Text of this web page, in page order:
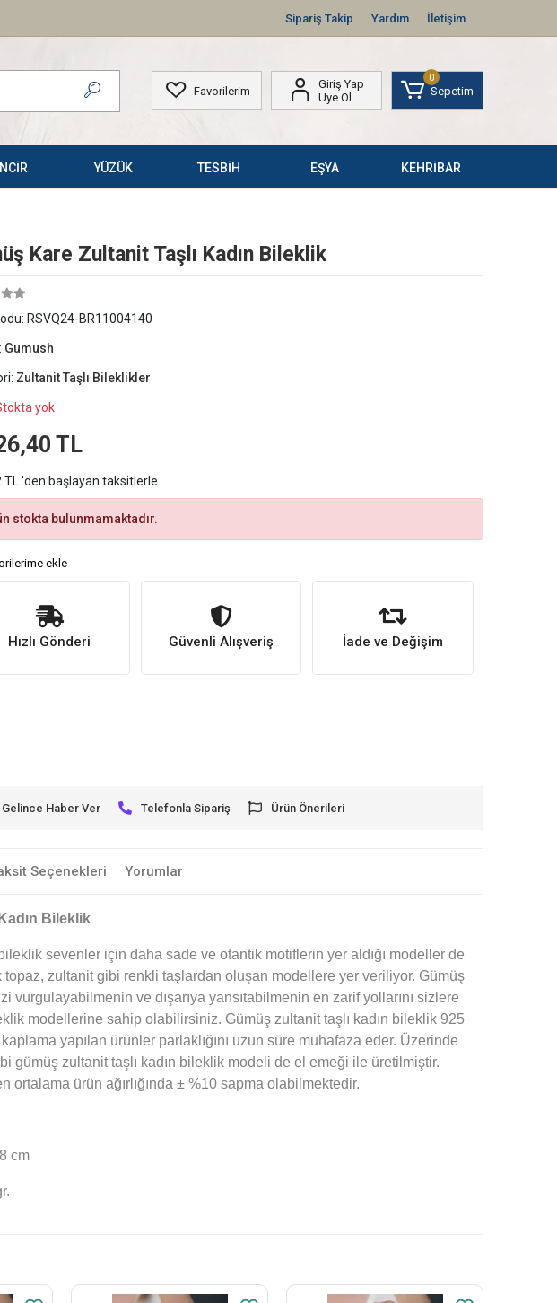
Sipariş Takip Yardım İletişim
Favorilerim
Giriş Yap
Üye Ol
0
Sepetim
YÜZÜK TESBİH EŞYA KEHRİBAR
Kare Zultanit Taşlı Kadın Bileklik
RSVQ24-BR11004140
Gumush
Zultanit Taşlı Bileklikler
yok
TL
TL 'den başlayan taksitlerle
stokta bulunmamaktadır.
ekle
Hızlı Gönderi Güvenli Alışveriş İade ve Değişim
Gelince Haber Ver Telefonla Sipariş Ürün Önerileri
Seçenekleri Yorumlar
Bileklik
sevenler için daha sade ve otantik motiflerin yer aldığı modeller de
zultanit gibi renkli taşlardan oluşan modellere yer veriliyor. Gümüş
ve dışarıya yansıtabilmenin en zarif yollarını sizlere
modellerine sahip olabilirsiniz. Gümüş zultanit taşlı kadın bileklik 925
yapılan ürünler parlaklığını uzun süre muhafaza eder. Üzerinde
zultanit taşlı kadın bileklik modeli de el emeği ile üretilmiştir.
ürün ağırlığında ± %10 sapma olabilmektedir.
cm